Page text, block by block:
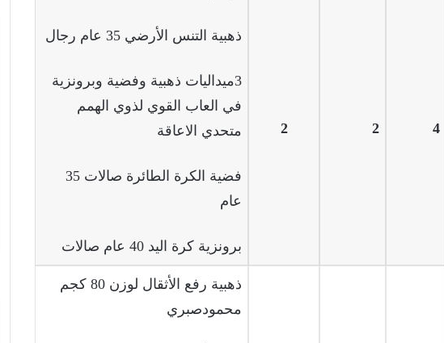
4
2
2
ذهبية التنس الأرضي 35 عام رجال
3ميداليات ذهبية وفضية وبرونزية
في العاب القوي لذوي الهمم
متحدي الاعاقة
فضية الكرة الطائرة صالات 35
عام
برونزية كرة اليد 40 عام صالات
ذهبية رفع الأثقال لوزن 80 كجم
محمودصبري